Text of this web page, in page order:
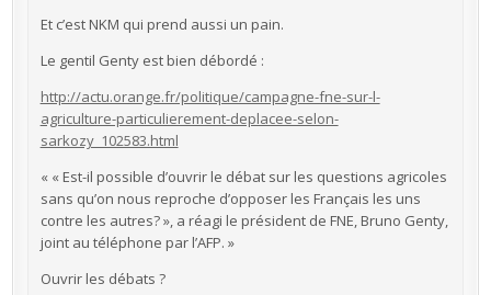
Et c’est NKM qui prend aussi un pain.
Le gentil Genty est bien débordé :
http://actu.orange.fr/politique/campagne-fne-sur-l-
agriculture-particulierement-deplacee-selon-
sarkozy_102583.html
« « Est-il possible d’ouvrir le débat sur les questions agricoles
sans qu’on nous reproche d’opposer les Français les uns
contre les autres? », a réagi le président de FNE, Bruno Genty,
joint au téléphone par l’AFP. »
Ouvrir les débats ?